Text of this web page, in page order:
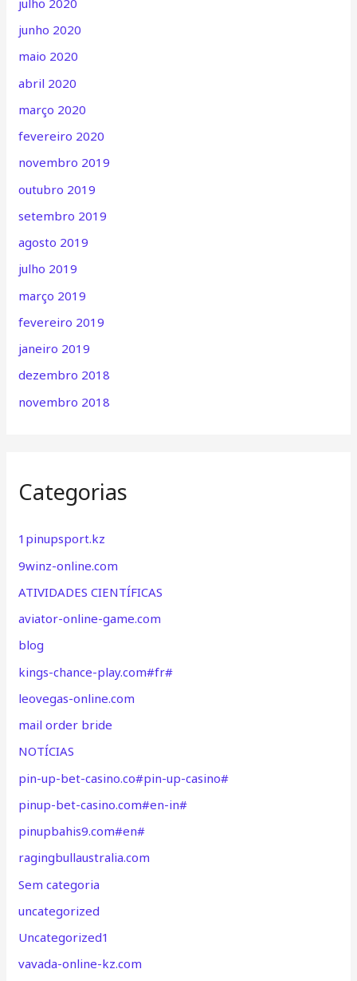
junho 2020
maio 2020
abril 2020
março 2020
fevereiro 2020
novembro 2019
outubro 2019
setembro 2019
agosto 2019
julho 2019
março 2019
fevereiro 2019
janeiro 2019
dezembro 2018
novembro 2018
Categorias
1pinupsport.kz
9winz-online.com
ATIVIDADES CIENTÍFICAS
aviator-online-game.com
blog
kings-chance-play.com#fr#
leovegas-online.com
mail order bride
NOTÍCIAS
pin-up-bet-casino.co#pin-up-casino#
pinup-bet-casino.com#en-in#
pinupbahis9.com#en#
ragingbullaustralia.com
Sem categoria
uncategorized
Uncategorized1
vavada-online-kz.com